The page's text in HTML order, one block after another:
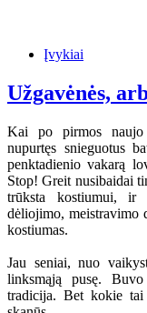
Įvykiai
Užgavėnės,
Kai po pirmos naujo
nupurtęs snieguotus
penktadienio vakarą
Stop! Greit nusibaidai
trūksta kostiumui, ir
dėliojimo, meistravimo
kostiumas.
Jau seniai, nuo
linksmąją pusę.
tradicija. Bet kokie